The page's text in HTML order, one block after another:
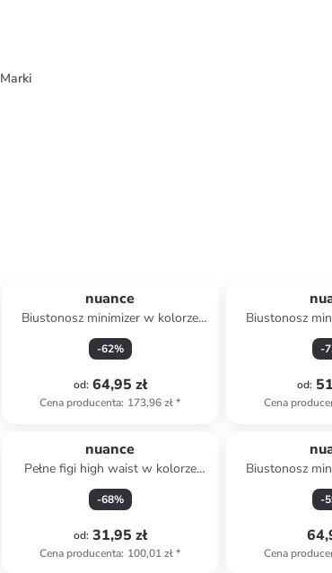
Marki
nuance
Biustonosz minimizer w kolorze
ciemnofioletowym
-62%
od: 64,95 zł
Cena producenta: 173,96 zł*
Biustonosz
-
od:
Cena
nuance
Pełne figi high waist w kolorze
jasnoróżowym
-68%
od: 31,95 zł
Cena producenta: 100,01 zł*
Biustonosz
-
Cena